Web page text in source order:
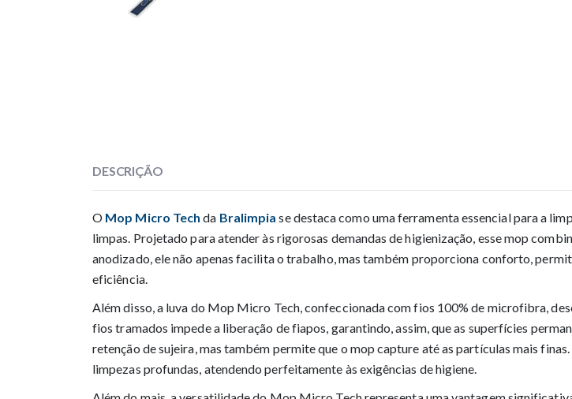
DESCRIÇÃO
O Mop Micro Tech da Bralimpia se destaca como uma ferramenta essencial para a
limpas. Projetado para atender às rigorosas demandas de higienização, esse mop
anodizado, ele não apenas facilita o trabalho, mas também proporciona conforto,
eficiência.
Além disso, a luva do Mop Micro Tech, confeccionada com fios 100% de microfibra,
fios tramados impede a liberação de fiapos, garantindo, assim, que as superfícies
retenção de sujeira, mas também permite que o mop capture até as partículas mais
limpezas profundas, atendendo perfeitamente às exigências de higiene.